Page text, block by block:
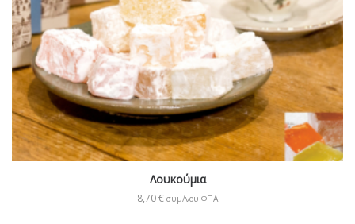
Λουκούμια
8,70€ συμ/νου ΦΠΑ